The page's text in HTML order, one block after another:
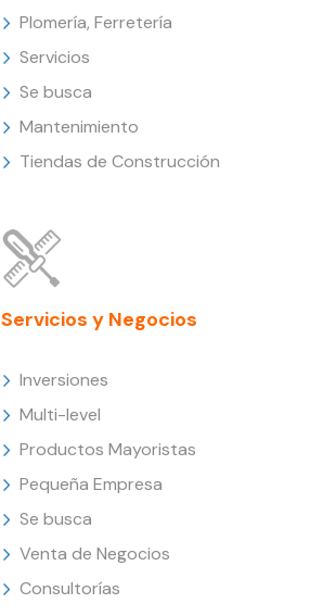
Plomería, Ferretería
Servicios
Se busca
Mantenimiento
Tiendas de Construcción
Servicios y Negocios
Inversiones
Multi-level
Productos Mayoristas
Pequeña Empresa
Se busca
Venta de Negocios
Consultorías